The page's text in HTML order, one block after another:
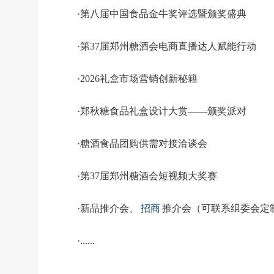
·第八届中国食品金牛奖评选暨颁奖盛典
·第37届郑州糖酒会电商直播达人赋能行动
·2026礼盒市场营销创新秘籍
·郑秋糖食品礼盒设计大赏——颁奖派对
·糖酒食品团购供需对接洽谈会
·第37届郑州糖酒会短视频大奖赛
·新品推介会、 招商推介会（可联系组委会定
·......